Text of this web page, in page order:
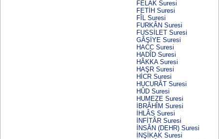
FELAK Suresi
FETİH Suresi
FÎL Suresi
FURKÂN Suresi
FUSSİLET Suresi
GÂŞİYE Suresi
HACC Suresi
HADÎD Suresi
HÂKKA Suresi
HAŞR Suresi
HİCR Suresi
HUCURÂT Suresi
HÛD Suresi
HUMEZE Suresi
İBRÂHÎM Suresi
İHLÂS Suresi
İNFİTÂR Suresi
İNSÂN (DEHR) Suresi
İNŞİKAK Suresi